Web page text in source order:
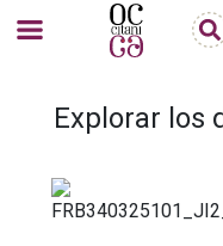
Explorar los